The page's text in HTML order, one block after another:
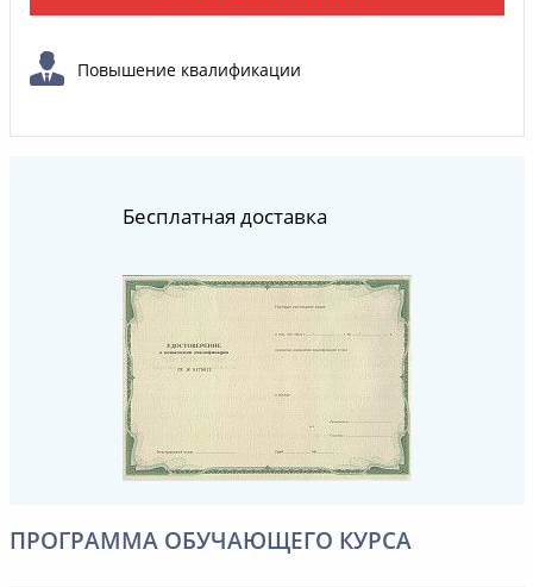
Повышение квалификации
Бесплатная доставка
ПРОГРАММА ОБУЧАЮЩЕГО КУРСА